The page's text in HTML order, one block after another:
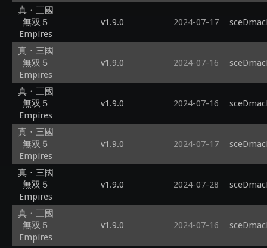
真・三國
無双５
Empires
v1.9.0 2024-07-17
真・三國
無双５
Empires
v1.9.0 2024-07-16
真・三國
無双５
Empires
v1.9.0 2024-07-16
真・三國
無双５
Empires
v1.9.0 2024-07-17
真・三國
無双５
Empires
v1.9.0 2024-07-28
真・三國
無双５
Empires
v1.9.0 2024-07-16